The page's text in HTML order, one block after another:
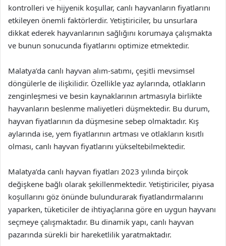
kontrolleri ve hijyenik koşullar, canlı hayvanların fiyatlarını
etkileyen önemli faktörlerdir. Yetiştiriciler, bu unsurlara
dikkat ederek hayvanlarının sağlığını korumaya çalışmakta
ve bunun sonucunda fiyatlarını optimize etmektedir.
Malatya’da canlı hayvan alım-satımı, çeşitli mevsimsel
döngülerle de ilişkilidir. Özellikle yaz aylarında, otlakların
zenginleşmesi ve besin kaynaklarının artmasıyla birlikte
hayvanların beslenme maliyetleri düşmektedir. Bu durum,
hayvan fiyatlarının da düşmesine sebep olmaktadır. Kış
aylarında ise, yem fiyatlarının artması ve otlakların kısıtlı
olması, canlı hayvan fiyatlarını yükseltebilmektedir.
Malatya’da canlı hayvan fiyatları 2023 yılında birçok
değişkene bağlı olarak şekillenmektedir. Yetiştiriciler, piyasa
koşullarını göz önünde bulundurarak fiyatlandırmalarını
yaparken, tüketiciler de ihtiyaçlarına göre en uygun hayvanı
seçmeye çalışmaktadır. Bu dinamik yapı, canlı hayvan
pazarında sürekli bir hareketlilik yaratmaktadır.